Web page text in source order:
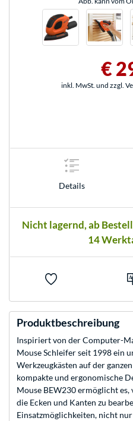
€
inkl. MwSt. und zzgl.
Details
Nicht lagernd, ab
14
Produktbeschreibung
Inspiriert von der Computer-
Mouse Schleifer seit 1998 ein
Werkzeugkästen auf der
kompakte und ergonomische
Mouse BEW230 ermöglicht
die Ecken und Kanten zu
Einsatzmöglichkeiten, nicht